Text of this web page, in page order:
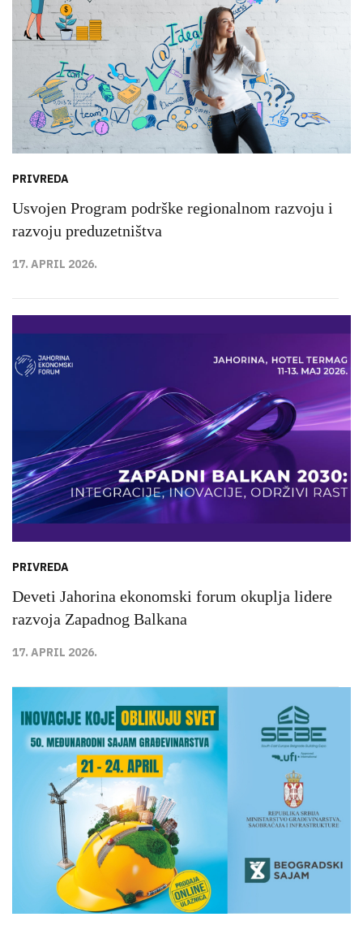
PRIVREDA
Usvojen Program podrške regionalnom razvoju i
razvoju preduzetništva
17. APRIL 2026.
PRIVREDA
Deveti Jahorina ekonomski forum okuplja lidere
razvoja Zapadnog Balkana
17. APRIL 2026.